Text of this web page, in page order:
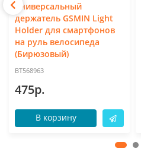
Универсальный
держатель GSMIN Light
Holder для смартфонов
на руль велосипеда
(Бирюзовый)
BT568963
475р.
В корзину